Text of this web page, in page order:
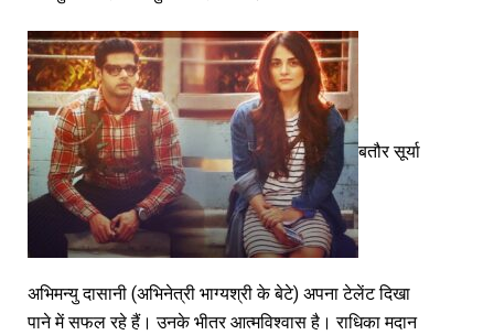
बतौर सूर्या
अभिमन्यु दासानी (अभिनेत्री भाग्यश्री के बेटे) अपना टेलेंट दिखा
पाने में सफल रहे हैं। उनके भीतर आत्मविश्वास है। राधिका मदान